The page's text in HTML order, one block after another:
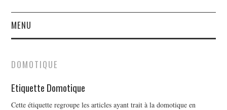
MENU
LECTURES
DOMOTIQUE
Etiquette Domotique
Cette étiquette regroupe les articles ayant trait à la domotique en